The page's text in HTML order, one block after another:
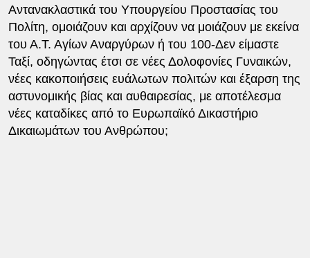
Αντανακλαστικά του Υπουργείου Προστασίας του
Πολίτη, ομοιάζουν και αρχίζουν να μοιάζουν με εκείνα
του Α.Τ. Αγίων Αναργύρων ή του 100-Δεν είμαστε
Ταξί, οδηγώντας έτσι σε νέες Δολοφονίες Γυναικών,
νέες κακοποιήσεις ευάλωτων πολιτών και έξαρση της
αστυνομικής βίας και αυθαιρεσίας, με αποτέλεσμα
νέες καταδίκες από το Ευρωπαϊκό Δικαστήριο
Δικαιωμάτων του Ανθρώπου;